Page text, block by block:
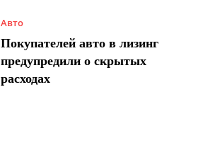
Авто
Покупателей авто в лизинг
предупредили о скрытых
расходах